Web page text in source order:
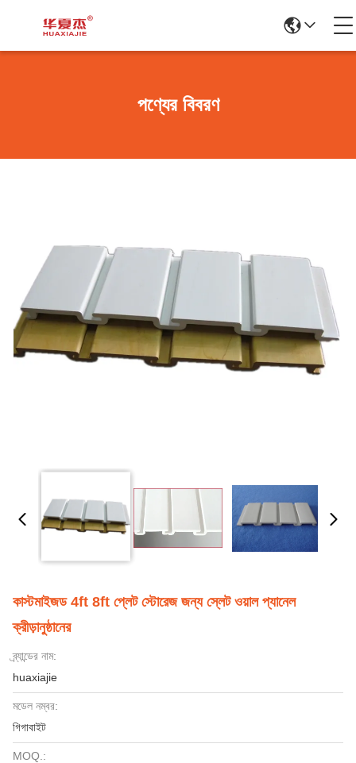
পণ্যের বিবরণ
কাস্টমাইজড 4ft 8ft প্লেট স্টোরেজ জন্য স্লেট ওয়াল প্যানেল
ক্রীড়ানুষ্ঠানের
ব্র্যান্ডের নাম:
huaxiajie
মডেল নম্বর:
গিগাবাইট
MOQ.: